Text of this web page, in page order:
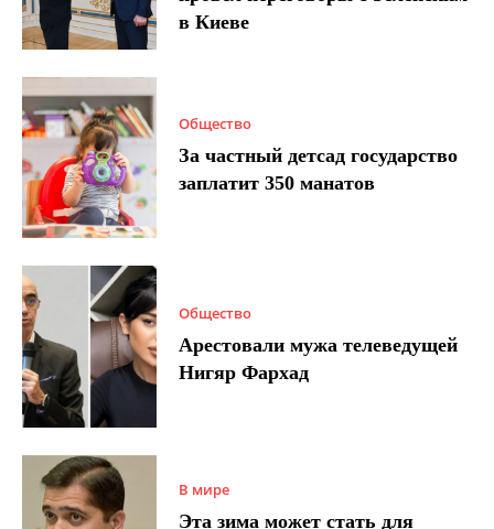
в Киеве
Общество
За частный детсад государство
заплатит 350 манатов
Общество
Арестовали мужа телеведущей
Нигяр Фархад
В мире
Эта зима может стать для